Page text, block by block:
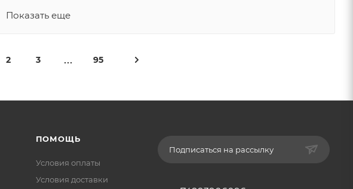
Показать еще
2 3 95
ПОМОЩЬ
Условия оплаты
Условия доставки
Подписаться на рассылку